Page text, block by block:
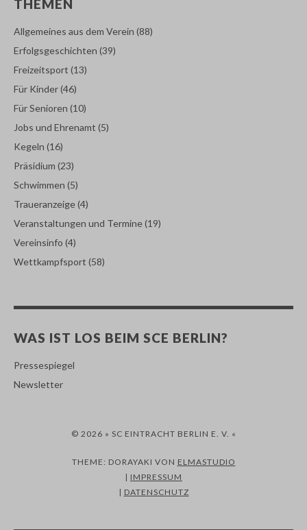
THEMEN
Allgemeines aus dem Verein (88)
Erfolgsgeschichten (39)
Freizeitsport (13)
Für Kinder(46)
Für Senioren (10)
Jobs und Ehrenamt (5)
Kegeln (16)
Präsidium (23)
Schwimmen (5)
Traueranzeige(4)
Veranstaltungen und Termine(19)
Vereinsinfo (4)
Wettkampfsport (58)
WAS IST LOS BEIM SCE BERLIN?
Pressespiegel
Newsletter
© 2026 » SC EINTRACHT BERLIN E. V. «
THEME: DORAYAKI VON ELMASTUDIO
| IMPRESSUM
| DATENSCHUTZ